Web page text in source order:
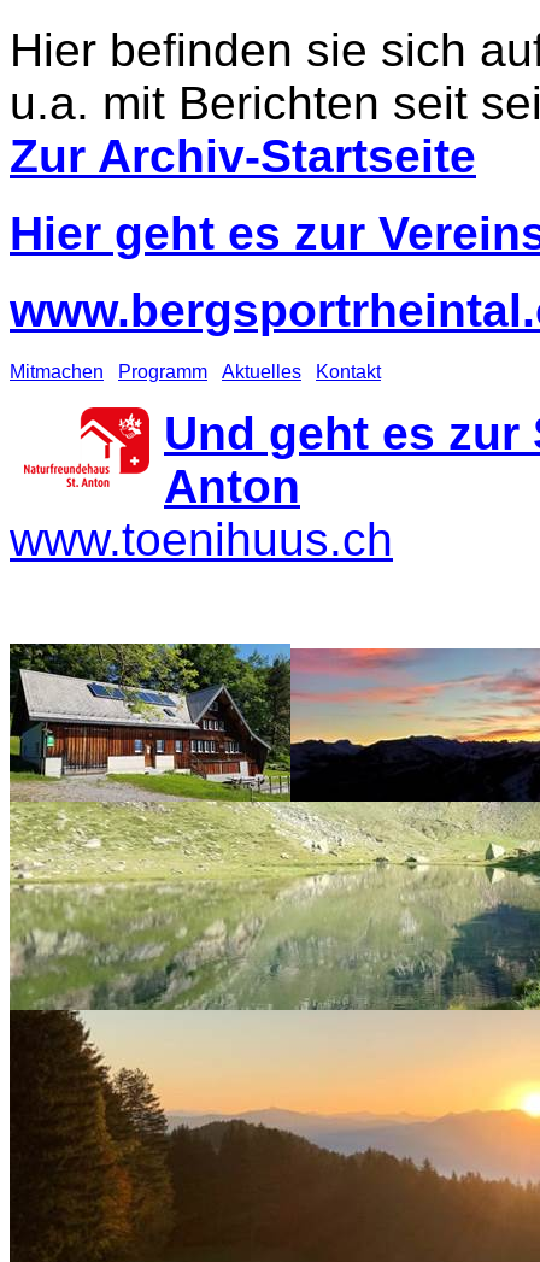
Hier befinden sie sich
u.a. mit Berichten seit
Zur Archiv-Startseite
Hier geht es zur
Mitmachen Programm Aktuelles Kontakt
Und geht es zur
Anton
www.toenihuus.ch